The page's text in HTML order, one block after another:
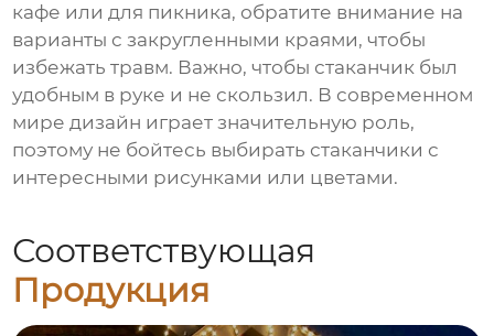
кафе или для пикника, обратите внимание на
варианты с закругленными краями, чтобы
избежать травм. Важно, чтобы стаканчик был
удобным в руке и не скользил. В современном
мире дизайн играет значительную роль,
поэтому не бойтесь выбирать стаканчики с
интересными рисунками или цветами.
Соответствующая
Продукция